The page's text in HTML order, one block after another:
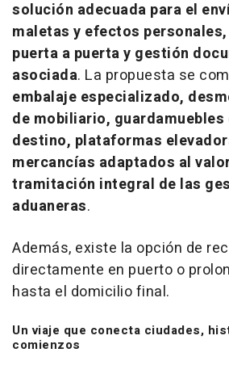
solución adecuada para el
maletas y efectos
puerta a puerta y gestión
asociada. La propuesta se
embalaje especializado,
de mobiliario, guardamuebles
destino, plataformas
mercancías adaptados al
tramitación integral de las
aduaneras.
Además, existe la opción de
directamente en puerto o
hasta el domicilio final.
Un viaje que conecta ciudades,
comienzos